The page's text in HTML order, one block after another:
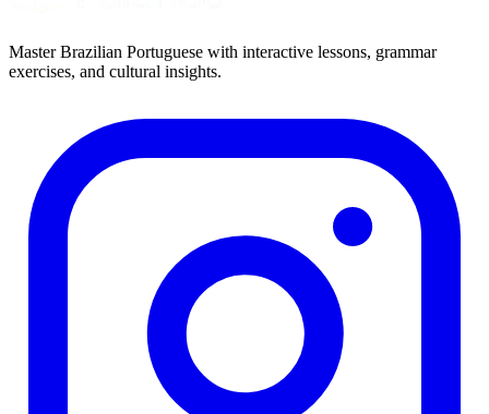
Master Brazilian Portuguese with interactive lessons, grammar
exercises, and cultural insights.